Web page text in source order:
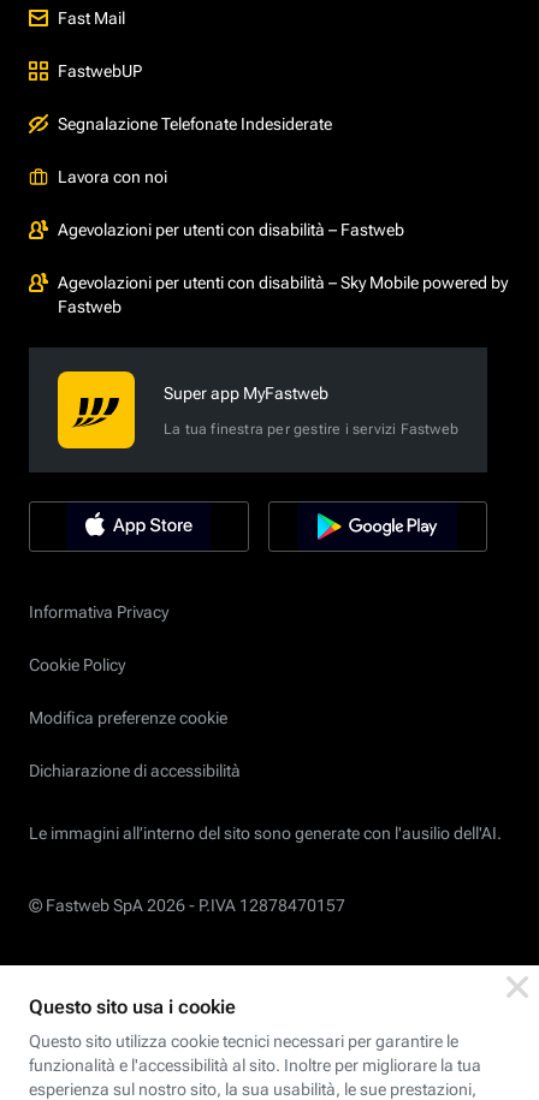
Fast Mail
FastwebUP
Segnalazione Telefonate Indesiderate
Lavora con noi
Agevolazioni per utenti con disabilità – Fastweb
Agevolazioni per utenti con disabilità – Sky Mobile powered by
Fastweb
Super app MyFastweb
La tua finestra per gestire i servizi Fastweb
Informativa Privacy
Cookie Policy
Modifica preferenze cookie
Dichiarazione di accessibilità
Le immagini all’interno del sito sono generate con l'ausilio dell'AI.
© Fastweb SpA 2026 - P.IVA 12878470157